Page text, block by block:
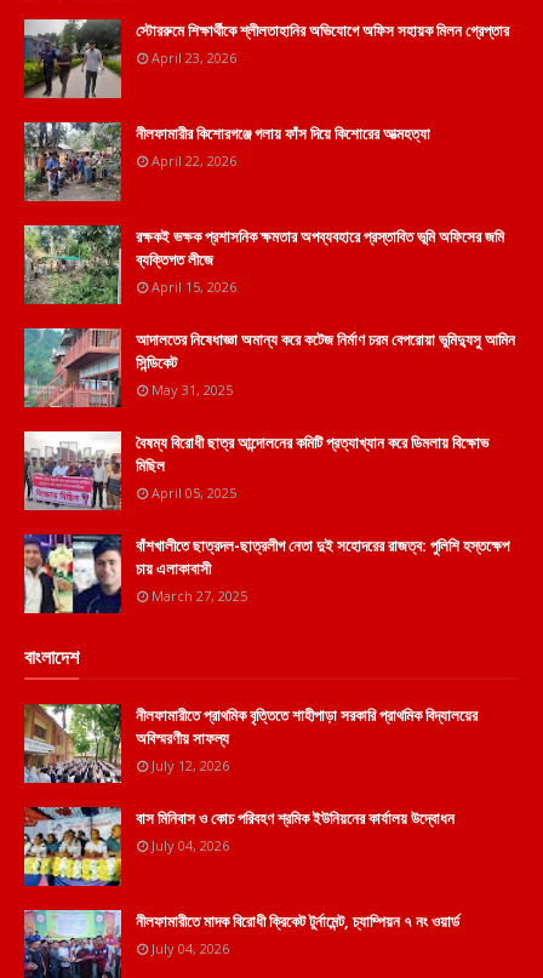
স্টোররুমে শিক্ষার্থীকে শ্লীলতাহানির অভিযোগে অফিস সহায়ক মিলন গ্রেপ্তার
April 23, 2026
নীলফামারীর কিশোরগঞ্জে গলায় ফাঁস দিয়ে কিশোরের আত্মহত্যা
April 22, 2026
রক্ষকই ভক্ষক প্রশাসনিক ক্ষমতার অপব্যবহারে প্রস্তাবিত ভূমি অফিসের জমি
ব্যক্তিগত লীজে
April 15, 2026
আদালতের নিষেধাজ্ঞা অমান্য করে কটেজ নির্মাণ চরম বেপরোয়া ভুমিদ্যুসু আমিন
সিন্ডিকেট
May 31, 2025
বৈষম্য বিরোধী ছাত্র আন্দোলনের কমিটি প্রত্যাখ্যান করে ডিমলায় বিক্ষোভ
মিছিল
April 05, 2025
বাঁশখালীতে ছাত্রদল-ছাত্রলীগ নেতা দুই সহোদরের রাজত্ব: পুলিশি হস্তক্ষেপ
চায় এলাকাবাসী
March 27, 2025
বাংলাদেশ
নীলফামারীতে প্রাথমিক বৃত্তিতে শাহীপাড়া সরকারি প্রাথমিক বিদ্যালয়ের
অবিস্মরণীয় সাফল্য
July 12, 2026
বাস মিনিবাস ও কোচ পরিবহণ শ্রমিক ইউনিয়নের কার্যালয় উদ্বোধন
July 04, 2026
নীলফামারীতে মাদক বিরোধী ক্রিকেট টুর্নামেন্ট, চ্যাম্পিয়ন ৭ নং ওয়ার্ড
July 04, 2026